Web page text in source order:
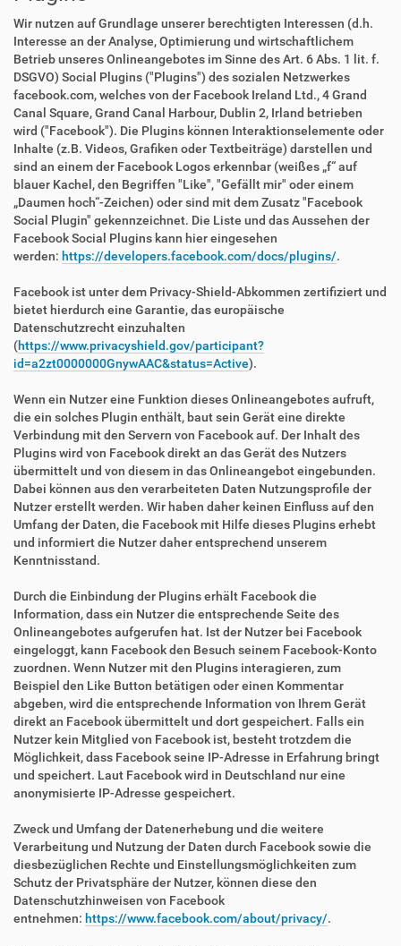
Wir nutzen auf Grundlage unserer berechtigten Interessen (d.h.
Interesse an der Analyse, Optimierung und wirtschaftlichem
Betrieb unseres Onlineangebotes im Sinne des Art. 6 Abs. 1 lit. f.
DSGVO) Social Plugins ("Plugins") des sozialen Netzwerkes
facebook.com, welches von der Facebook Ireland Ltd., 4 Grand
Canal Square, Grand Canal Harbour, Dublin 2, Irland betrieben
wird ("Facebook"). Die Plugins können Interaktionselemente oder
Inhalte (z.B. Videos, Grafiken oder Textbeiträge) darstellen und
sind an einem der Facebook Logos erkennbar (weißes „f“ auf
blauer Kachel, den Begriffen "Like", "Gefällt mir" oder einem
„Daumen hoch“-Zeichen) oder sind mit dem Zusatz "Facebook
Social Plugin" gekennzeichnet. Die Liste und das Aussehen der
Facebook Social Plugins kann hier eingesehen
werden: https://developers.facebook.com/docs/plugins/.
Facebook ist unter dem Privacy-Shield-Abkommen zertifiziert und
bietet hierdurch eine Garantie, das europäische
Datenschutzrecht einzuhalten
(https://www.privacyshield.gov/participant?
id=a2zt0000000GnywAAC&status=Active).
Wenn ein Nutzer eine Funktion dieses Onlineangebotes aufruft,
die ein solches Plugin enthält, baut sein Gerät eine direkte
Verbindung mit den Servern von Facebook auf. Der Inhalt des
Plugins wird von Facebook direkt an das Gerät des Nutzers
übermittelt und von diesem in das Onlineangebot eingebunden.
Dabei können aus den verarbeiteten Daten Nutzungsprofile der
Nutzer erstellt werden. Wir haben daher keinen Einfluss auf den
Umfang der Daten, die Facebook mit Hilfe dieses Plugins erhebt
und informiert die Nutzer daher entsprechend unserem
Kenntnisstand.
Durch die Einbindung der Plugins erhält Facebook die
Information, dass ein Nutzer die entsprechende Seite des
Onlineangebotes aufgerufen hat. Ist der Nutzer bei Facebook
eingeloggt, kann Facebook den Besuch seinem Facebook-Konto
zuordnen. Wenn Nutzer mit den Plugins interagieren, zum
Beispiel den Like Button betätigen oder einen Kommentar
abgeben, wird die entsprechende Information von Ihrem Gerät
direkt an Facebook übermittelt und dort gespeichert. Falls ein
Nutzer kein Mitglied von Facebook ist, besteht trotzdem die
Möglichkeit, dass Facebook seine IP-Adresse in Erfahrung bringt
und speichert. Laut Facebook wird in Deutschland nur eine
anonymisierte IP-Adresse gespeichert.
Zweck und Umfang der Datenerhebung und die weitere
Verarbeitung und Nutzung der Daten durch Facebook sowie die
diesbezüglichen Rechte und Einstellungsmöglichkeiten zum
Schutz der Privatsphäre der Nutzer, können diese den
Datenschutzhinweisen von Facebook
entnehmen: https://www.facebook.com/about/privacy/.